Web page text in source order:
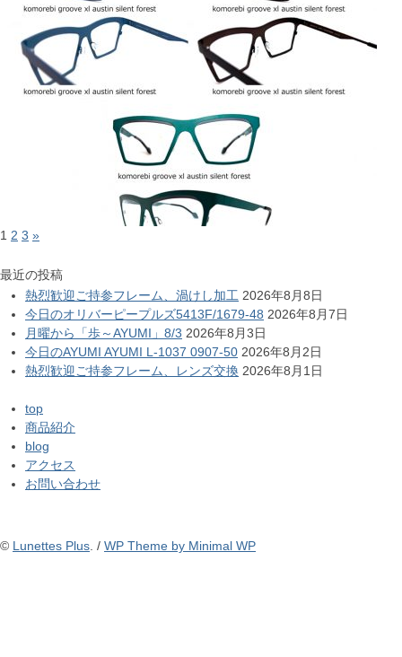
1 2 3 »
最近の投稿
熱烈歓迎ご持参フレーム、渦けし加工 2026年8月8日
今日のオリバーピープルズ5413F/1679-48 2026年8月7日
月曜から「歩～AYUMI」8/3 2026年8月3日
今日のAYUMI AYUMI L-1037 0907-50 2026年8月2日
熱烈歓迎ご持参フレーム、レンズ交換 2026年8月1日
top
商品紹介
blog
アクセス
お問い合わせ
© Lunettes Plus . / WP Theme by Minimal WP